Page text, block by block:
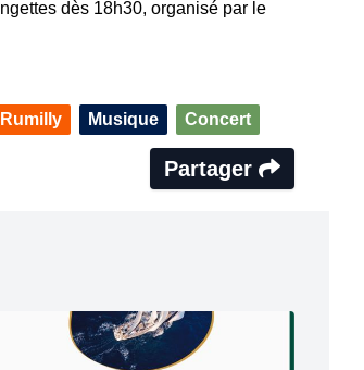
dès 18h30, organisé par le
Musique Concert
Partager